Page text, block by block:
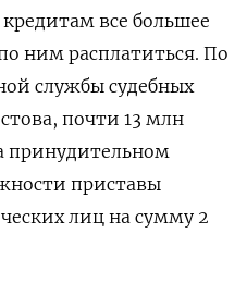
все большее
ним расплатиться. По
службы судебных
почти 13 млн
принудительном
приставы
лиц на сумму 2